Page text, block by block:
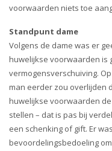
voorwaarden niets toe
Standpunt dame
Volgens de dame was er
huwelijkse voorwaarden is
vermogensverschuiving.
man eerder zou overlijden
huwelijkse voorwaarden
stellen – dat is pas bij
een schenking of gift. Er
bevoordelingsbedoeling